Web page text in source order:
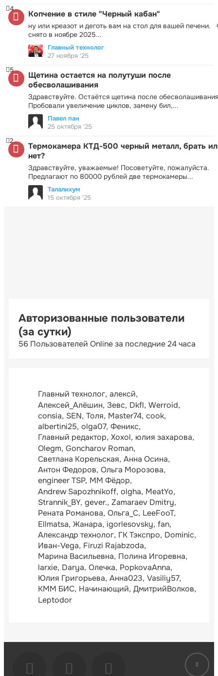
Копчение в стиле "Черный кабан"
ну или креазот и деготь вам на стол для вашей печени.
снято в ноябре 2025...
4
Главный технолог
27 ноября '25
Щетина остается на полутуши после
обесволашивания
Здравствуйте. Остаётся щетина после
Пробовали увеличение циклов, замену бил,...
5
Павел пан
25 октября '25
Термокамера КТД-500 черный металл, брать
нет?
Здравствуйте, уважаемые! Посоветуйте, пожалуйста.
Предлагают по 80000 рублей две термокамеры...
2
Талалихум
15 октября '25
Авторизованные пользователи
(за сутки)
56 Пользователей Online за последние 24 часа
Главный технолог алексй
Алексей_Алёшин Зевс Dkfl Werroid
consia SEN Толя Master74 cook
albertini25 olga07 Феникс
Главный редактор Xoxol юлия захарова
Olegm Goncharov Roman
Светлана Корельская Анна Осина
Антон Федоров Ольга Морозова
engineer TSP ММ Фёдор
Andrew Sapozhnikoff olgha MeatYo
Strannik_BY gever. Zamaraev Dmitry
Рената Романова Ольга_С LeeFooT
Ellmatsa Жанара igorlesovsky fan
Александр технолог ГК Тэкспро Dominic
Иван-Vega Firuzi Rajabzoda
Марина Васильевна Полина Игоревна
larxie Darya Олечка PopkovaAnna
Юлия Григорьева Анна023 Vasiliy57
КММ БИС Начинающий ДмитрийВолков
Leptodor